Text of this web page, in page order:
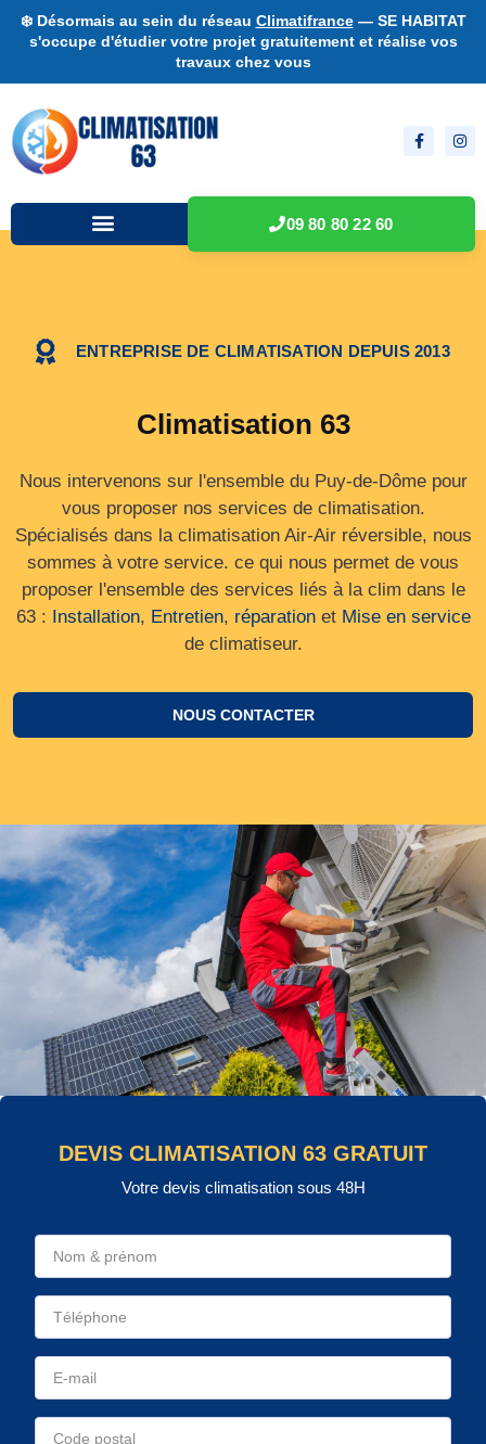
❄️ Désormais au sein du réseau Climatifrance— SE HABITAT
s'occupe d'étudier votre projet gratuitement et réalise vos
travaux chez vous
09 80 80 22 60
ENTREPRISE DE CLIMATISATION DEPUIS 2013
Climatisation 63
Nous intervenons sur l'ensemble du Puy-de-Dôme pour
vous proposer nos services de climatisation.
Spécialisés dans la climatisation Air-Air réversible, nous
sommes à votre service. ce qui nous permet de vous
proposer l'ensemble des services liés à la clim dans le
63 : Installation, Entretien, réparationet Mise en service
de climatiseur.
NOUS CONTACTER
DEVIS CLIMATISATION 63 GRATUIT
Votre devis climatisation sous 48H